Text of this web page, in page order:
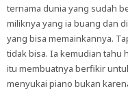
ternama dunia yang sudah
miliknya yang ia buang dan
yang bisa memainkannya.
tidak bisa. Ia kemudian tahu
itu membuatnya berfikir
menyukai piano bukan